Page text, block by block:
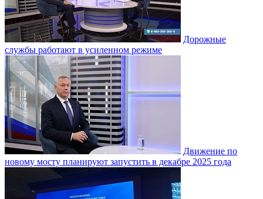
Дорожные
службы работают в усиленном режиме
Движение по
новому мосту планируют запустить в декабре 2025 года